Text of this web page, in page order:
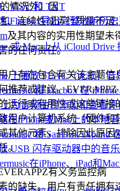
CSV 和 TXT
Flacbox导出完整收听历
或 Mac 上从 iCloud Drive
上播放 FLAC（无损）音
和 Flacbox 在
上为音频曲目添加和查看评
在iPhone或Mac上的本地
和 SanDisk iXpand
USB 闪存驱动器中的音乐
在iPhone、iPad和
情况外）因
、连续性或运行质量不足
及其内容的实用性期望未
的任何责任。
户存在包含有关该主题信
推荐或建议。EVERAPPZ
运行或有用性或这些链接
用户计算机系统（硬件和
其他元素，排除因此原因
。
有义务监控病
的缺失。用户有责任拥有